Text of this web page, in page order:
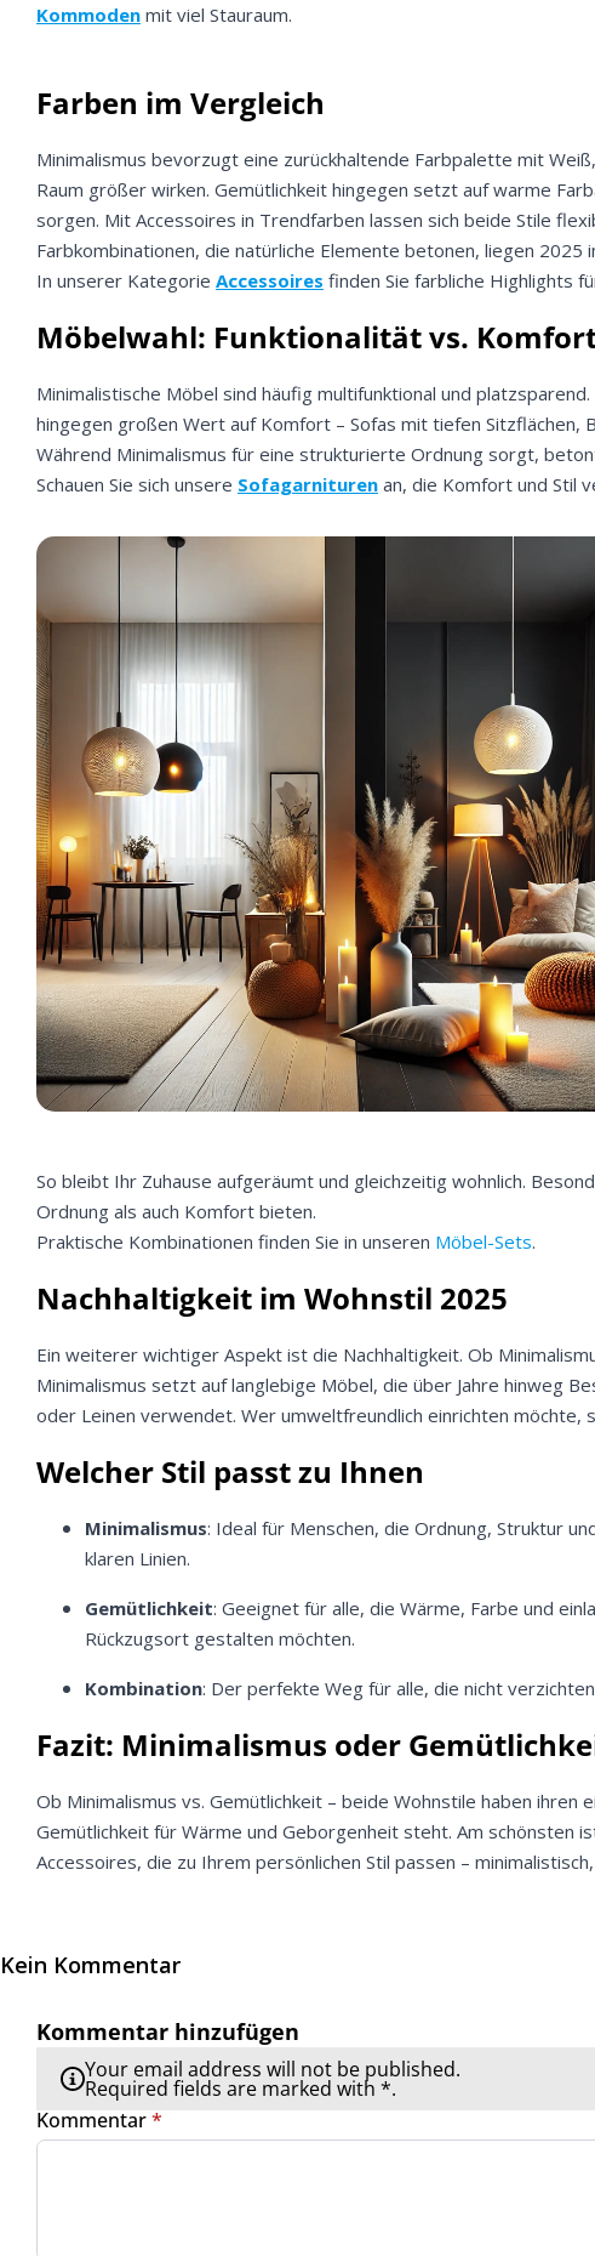
Kommoden mit viel Stauraum.
Farben im Vergleich
Minimalismus bevorzugt eine zurückhaltende Farbpalette mit
Raum größer wirken. Gemütlichkeit hingegen setzt auf warme
sorgen. Mit Accessoires in Trendfarben lassen sich beide Stile
Farbkombinationen, die natürliche Elemente betonen, liegen 2025
In unserer Kategorie Accessoires finden Sie farbliche Highlights
Möbelwahl: Funktionalität vs.
Minimalistische Möbel sind häufig multifunktional und
hingegen großen Wert auf Komfort – Sofas mit tiefen
Während Minimalismus für eine strukturierte Ordnung sorgt,
Schauen Sie sich unsere Sofagarnituren an, die Komfort und Stil
So bleibt Ihr Zuhause aufgeräumt und gleichzeitig wohnlich.
Ordnung als auch Komfort bieten.
Praktische Kombinationen finden Sie in unseren Möbel-Sets.
Nachhaltigkeit im Wohnstil 2025
Ein weiterer wichtiger Aspekt ist die Nachhaltigkeit. Ob
Minimalismus setzt auf langlebige Möbel, die über Jahre hinweg
oder Leinen verwendet. Wer umweltfreundlich einrichten
Welcher Stil passt zu Ihnen
Minimalismus: Ideal für Menschen, die Ordnung, Struktur
klaren Linien.
Gemütlichkeit: Geeignet für alle, die Wärme, Farbe und
Rückzugsort gestalten möchten.
Kombination: Der perfekte Weg für alle, die nicht
Fazit: Minimalismus oder
Ob Minimalismus vs. Gemütlichkeit – beide Wohnstile haben
Gemütlichkeit für Wärme und Geborgenheit steht. Am schönsten
Accessoires, die zu Ihrem persönlichen Stil passen –
Kein Kommentar
Kommentar hinzufügen
Your email address will not be published.
Required fields are marked with *.
Kommentar*
Weitere